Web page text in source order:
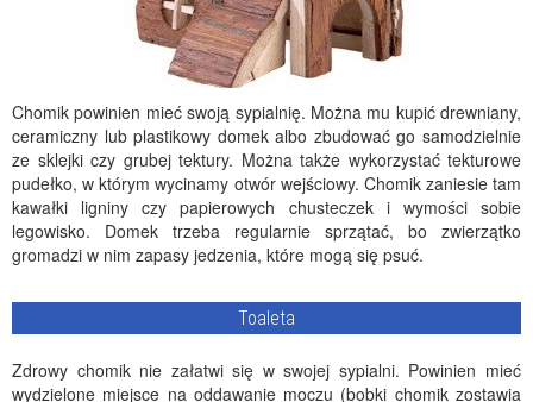
Chomik powinien mieć swoją sypialnię. Można mu kupić drewniany,
ceramiczny lub plastikowy domek albo zbudować go samodzielnie
ze sklejki czy grubej tektury. Można także wykorzystać tekturowe
pudełko, w którym wycinamy otwór wejściowy. Chomik zaniesie tam
kawałki ligniny czy papierowych chusteczek i wymości sobie
legowisko. Domek trzeba regularnie sprzątać, bo zwierzątko
gromadzi w nim zapasy jedzenia, które mogą się psuć.
Toaleta
Zdrowy chomik nie załatwi się w swojej sypialni. Powinien mieć
wydzielone miejsce na oddawanie moczu (bobki chomik zostawia